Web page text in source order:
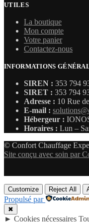
UTILES
La boutique
Mon compte
Votre panier
Contactez-nous
INFORMATIONS
SIREN : 353 794
SIRET : 353 794
Adresse : 10 Rue
E-mail :
Hébergeur :
Horaires : Lun –
© Confort Chauffage
Site conçu avec soin par
Customize Reject All
Propulsé par
✖
► Cookies nécessaires